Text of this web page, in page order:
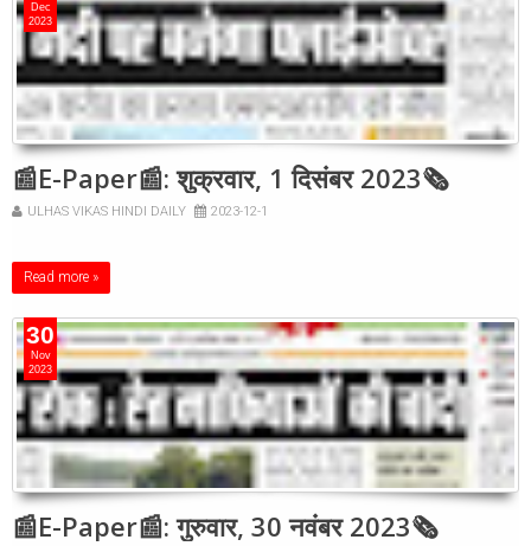
Dec
2023
📰E-Paper📰: शुक्रवार, 1 दिसंबर 2023🗞
ULHAS VIKAS HINDI DAILY 2023-12-1
Read more »
30
Nov
2023
📰E-Paper📰: गुरुवार, 30 नवंबर 2023🗞